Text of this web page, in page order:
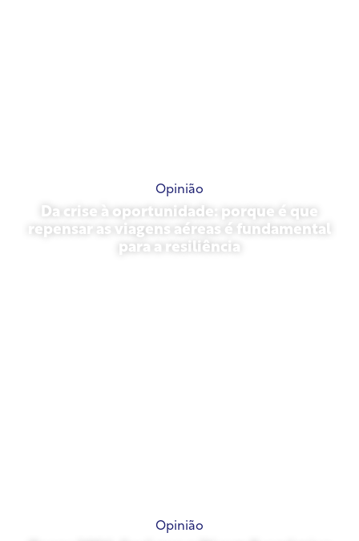
Opinião
Da crise à oportunidade: porque é que
repensar as viagens aéreas é fundamental
para a resiliência
Opinião